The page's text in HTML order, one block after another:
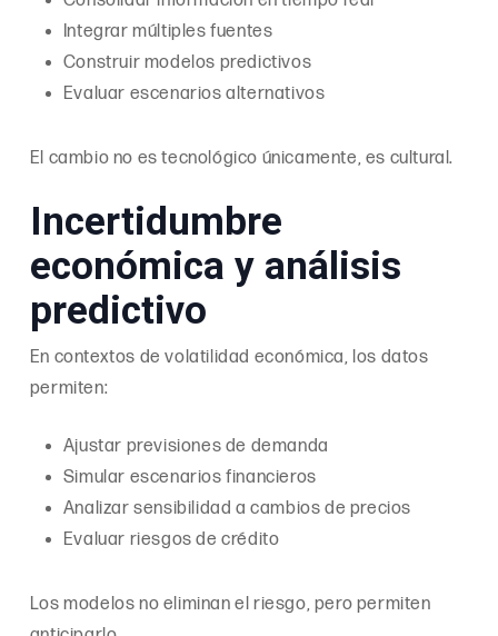
Integrar múltiples fuentes
Construir modelos predictivos
Evaluar escenarios alternativos
El cambio no es tecnológico únicamente, es cultural.
Incertidumbre
económica y análisis
predictivo
En contextos de volatilidad económica, los datos
permiten:
Ajustar previsiones de demanda
Simular escenarios financieros
Analizar sensibilidad a cambios de precios
Evaluar riesgos de crédito
Los modelos no eliminan el riesgo, pero permiten